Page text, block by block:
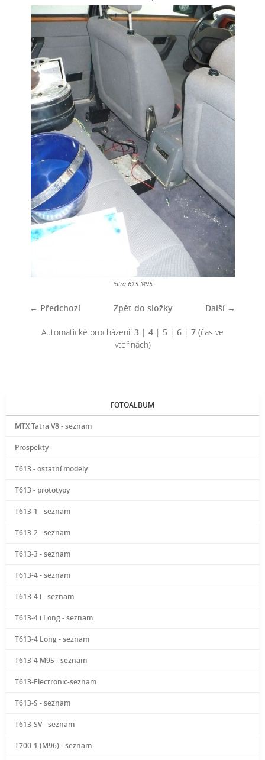
Tatra 613 M95
← Předchozí Další →
Zpět do složky
Automatické procházení: 3 | 4 | 5 | 6 | 7 (čas ve
vteřinách)
FOTOALBUM
MTX Tatra V8 - seznam
Prospekty
T613 - ostatní modely
T613 - prototypy
T613-1 - seznam
T613-2 - seznam
T613-3 - seznam
T613-4 - seznam
T613-4 i - seznam
T613-4 i Long - seznam
T613-4 Long - seznam
T613-4 M95 - seznam
T613-Electronic-seznam
T613-S - seznam
T613-SV - seznam
T700-1 (M96) - seznam